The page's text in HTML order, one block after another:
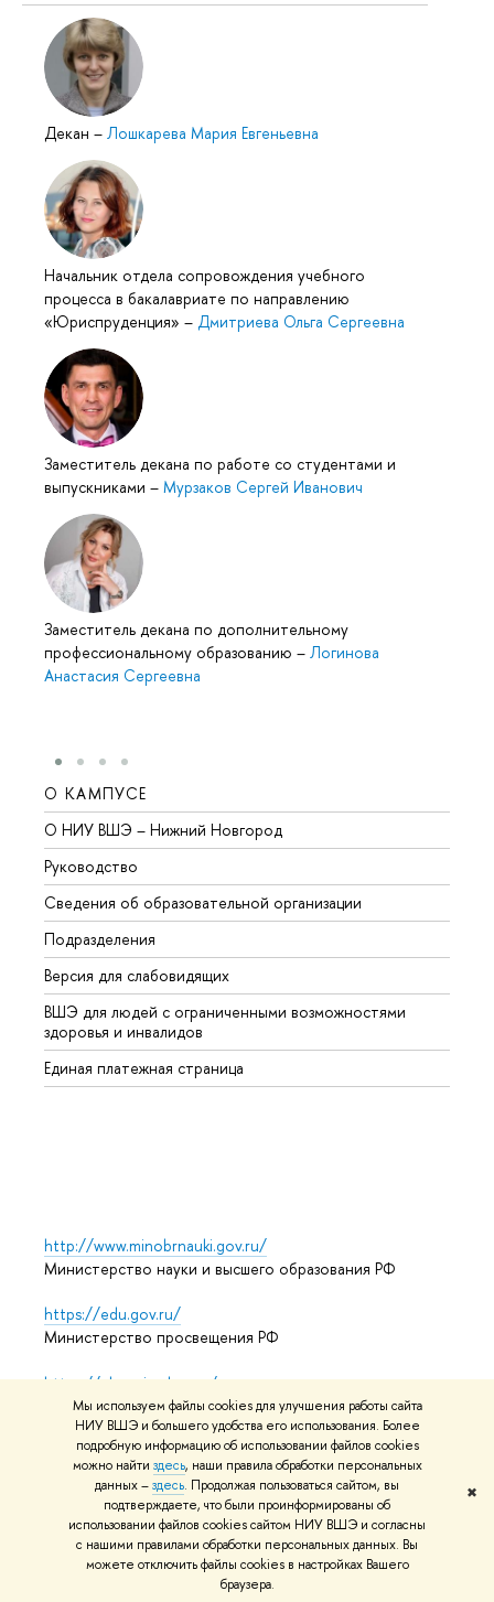
Мы используем файлы cookies для улучшения работы сайта
НИУ ВШЭ и большего удобства его использования. Более
подробную информацию об использовании файлов cookies
можно найти здесь, наши правила обработки персональных
данных –здесь. Продолжая пользоваться сайтом, вы
подтверждаете, что были проинформированы об
использовании файлов cookies сайтом НИУ ВШЭ и согласны
с нашими правилами обработки персональных данных. Вы
можете отключить файлы cookies в настройках Вашего
браузера.
✖
Декан – Лошкарева Мария Евгеньевна
Начальник отдела сопровождения учебного
процесса в бакалавриате по направлению
«Юриспруденция» – Дмитриева Ольга Сергеевна
Заместитель декана по работе со студентами и
выпускниками – Мурзаков Сергей Иванович
Заместитель декана по дополнительному
профессиональному образованию – Логинова
Анастасия Сергеевна
О КАМПУСЕ
О НИУ ВШЭ – Нижний Новгород
Руководство
Сведения об образовательной организации
Подразделения
Версия для слабовидящих
ВШЭ для людей с ограниченными возможностями
здоровья и инвалидов
Единая платежная страница
http://www.minobrnauki.gov.ru/
Министерство науки и высшего образования РФ
https://edu.gov.ru/
Министерство просвещения РФ
https://elearning.hse.ru/mooc
Массовые открытые онлайн-курсы
© НИУ ВШЭ 1993–2026 Адреса и контактыУсловия
использования материаловПолитика конфиденциальности
Карта сайта
Редактору